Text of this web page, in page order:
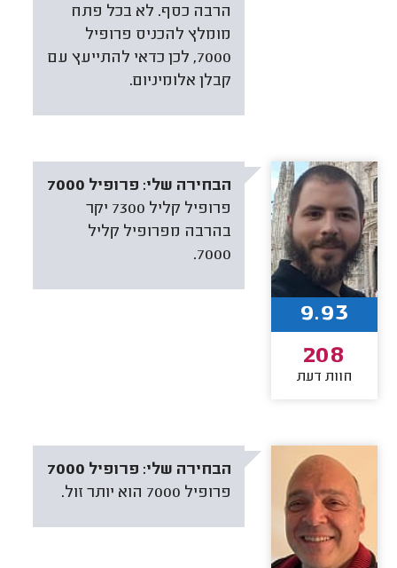
הרבה כסף. לא בכל פתח
מומלץ להכניס פרופיל
7000, לכן כדאי להתייעץ עם
קבלן אלומיניום.
הבחירה שלי: פרופיל 7000
פרופיל קליל 7300 יקר
בהרבה מפרופיל קליל
7000.
9.93
208
חוות דעת
הבחירה שלי: פרופיל 7000
פרופיל 7000 הוא יותר זול.